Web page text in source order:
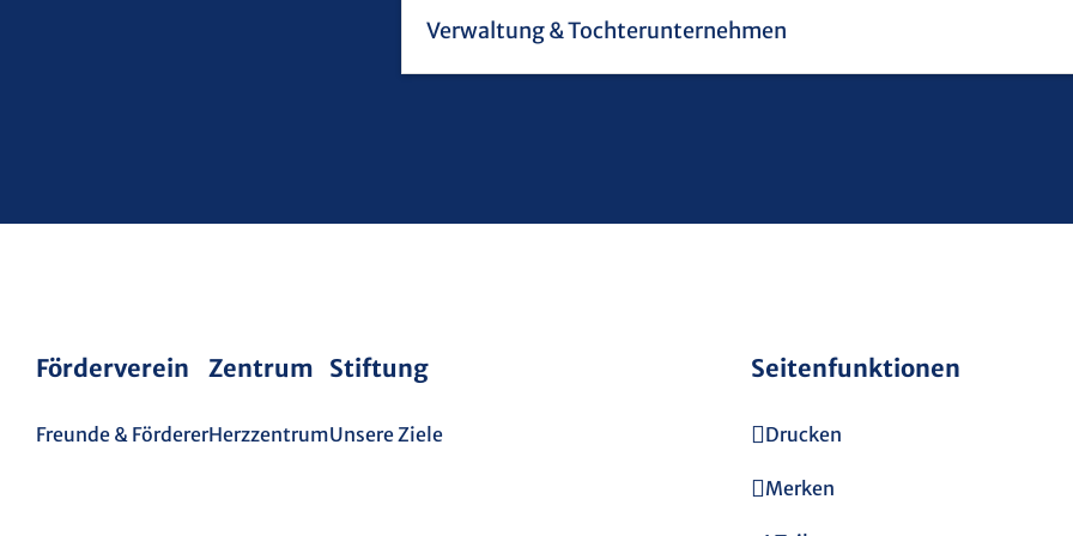
Förderverein
Freunde & Förderer
Zentrum
Herzzentrum
Stiftung
Unsere Ziele
Seitenfunktionen
Drucken
Merken